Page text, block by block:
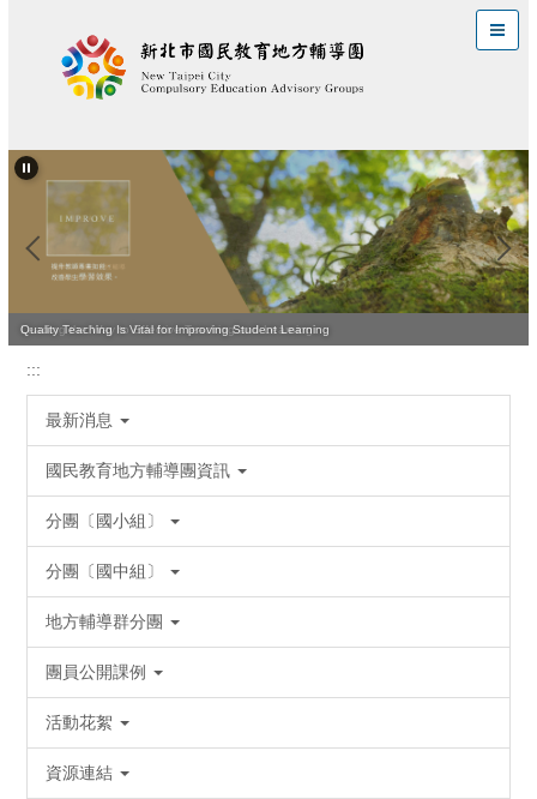
區
Leading the Way to Effective Teaching and Learning
Quality Teaching Is Vital for Improving Student Learning
:::
最新消息
國民教育地方輔導團資訊
分團〔國小組〕
分團〔國中組〕
地方輔導群分團
團員公開課例
活動花絮
資源連結